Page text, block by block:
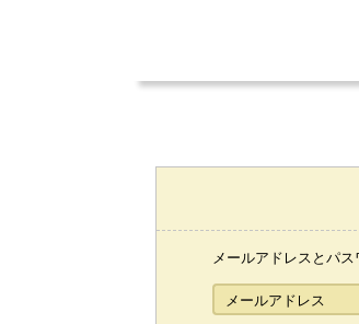
メールアドレスとパス
メールアドレス